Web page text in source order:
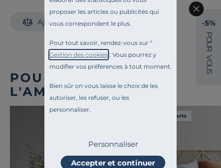
proposer les articles ou publicités qui
vous correspondent le plus.
Pour tout savoir, rendez-vous sur "
Gestion des cookies". Vous pourrez y
modifier vos préférences à tout moment.
Bien sûr on vous laisse le choix de les
autoriser, les refuser, ou les
personnaliser.
Personnaliser
Accepter et continuer
Ajouter au comparateur
POUR COMPLÉTER
L'AMBIANCE
Liv. offerte
-5%
P
O
U
R
V
O
U
S